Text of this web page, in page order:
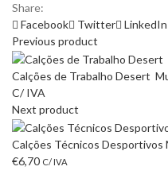
Share:
Facebook
Twitter LinkedIn
Previous product
Calções de Trabalho Desert
C/ IVA
Next product
Calções Técnicos Desportivos
€6,70 C/ IVA